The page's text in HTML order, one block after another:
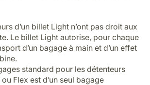
d’un billet Light n’ont pas droit aux
Le billet Light autorise, pour chaque
d’un bagage à main et d’un effet
standard pour les détenteurs
Flex est d’un seul bagage